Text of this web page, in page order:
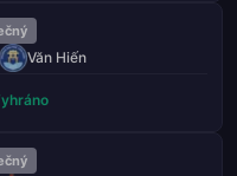
Văn Hiến